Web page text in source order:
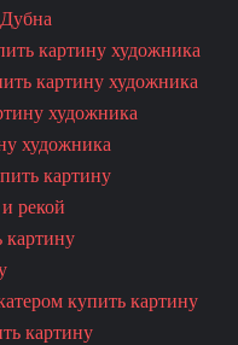
картину художника
картину художника
художника
художника
картину
рекой
купить картину
картину